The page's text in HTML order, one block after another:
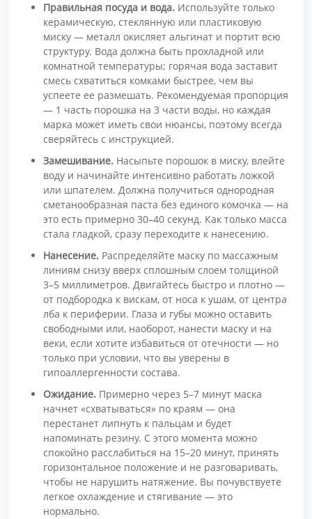
Правильная посуда и вода. Используйте только
керамическую, стеклянную или пластиковую
миску — металл окисляет альгинат и портит всю
структуру. Вода должна быть прохладной или
комнатной температуры; горячая вода заставит
смесь схватиться комками быстрее, чем вы
успеете ее размешать. Рекомендуемая пропорция
— 1 часть порошка на 3 части воды, но каждая
марка может иметь свои нюансы, поэтому всегда
сверяйтесь с инструкцией.
Замешивание. Насыпьте порошок в миску, влейте
воду и начинайте интенсивно работать ложкой
или шпателем. Должна получиться однородная
сметанообразная паста без единого комочка — на
это есть примерно 30–40 секунд. Как только масса
стала гладкой, сразу переходите к нанесению.
Нанесение. Распределяйте маску по массажным
линиям снизу вверх сплошным слоем толщиной
3–5 миллиметров. Двигайтесь быстро и плотно —
от подбородка к вискам, от носа к ушам, от центра
лба к периферии. Глаза и губы можно оставить
свободными или, наоборот, нанести маску и на
веки, если хотите избавиться от отечности — но
только при условии, что вы уверены в
гипоаллергенности состава.
Ожидание. Примерно через 5–7 минут маска
начнет «схватываться» по краям — она
перестанет липнуть к пальцам и будет
напоминать резину. С этого момента можно
спокойно расслабиться на 15–20 минут, принять
горизонтальное положение и не разговаривать,
чтобы не нарушить натяжение. Вы почувствуете
легкое охлаждение и стягивание — это
нормально.